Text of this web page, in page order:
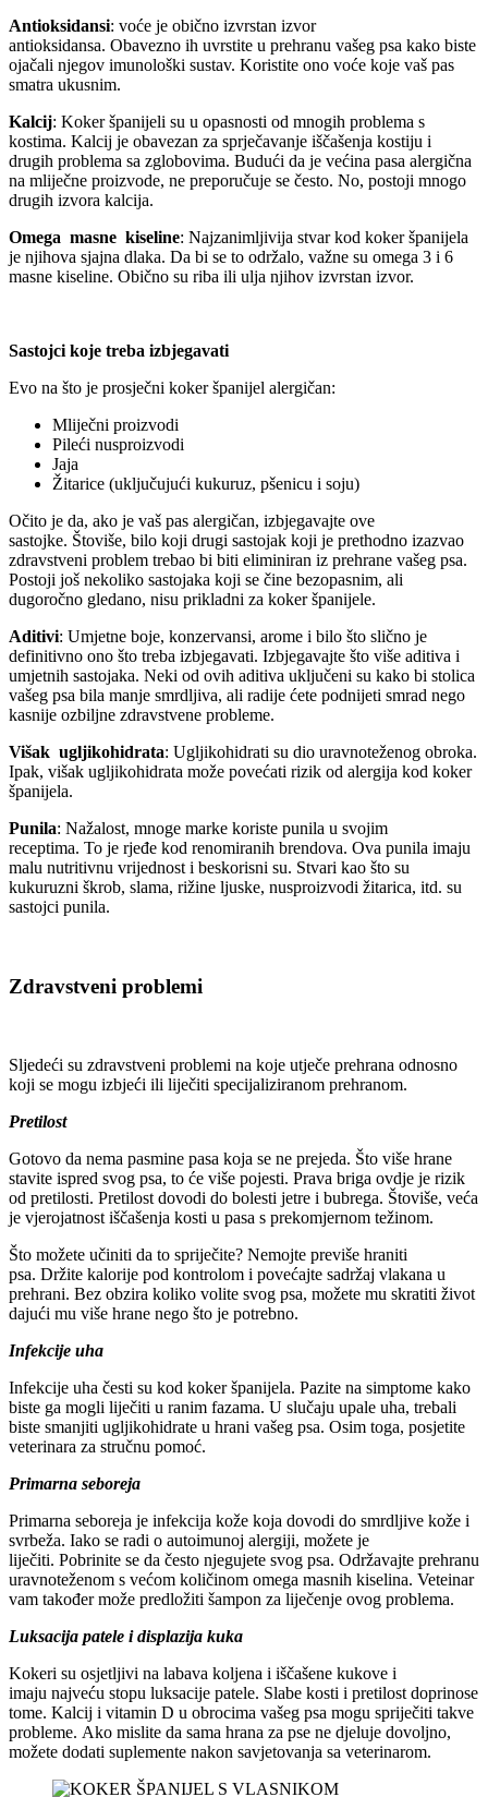
Antioksidansi: voće je obično izvrstan izvor
antioksidansa. Obavezno ih uvrstite u prehranu vašeg psa kako biste
ojačali njegov imunološki sustav. Koristite ono voće koje vaš pas
smatra ukusnim.
Kalcij: Koker španijeli su u opasnosti od mnogih problema s
kostima. Kalcij je obavezan za sprječavanje iščašenja kostiju i
drugih problema sa zglobovima. Budući da je većina pasa alergična
na mliječne proizvode, ne preporučuje se često. No, postoji mnogo
drugih izvora kalcija.
Omega masne kiseline: Najzanimljivija stvar kod koker španijela
je njihova sjajna dlaka. Da bi se to održalo, važne su omega 3 i 6
masne kiseline. Obično su riba ili ulja njihov izvrstan izvor.
Sastojci koje treba izbjegavati
Evo na što je prosječni koker španijel alergičan:
Mliječni proizvodi
Pileći nusproizvodi
Jaja
Žitarice (uključujući kukuruz, pšenicu i soju)
Očito je da, ako je vaš pas alergičan, izbjegavajte ove
sastojke. Štoviše, bilo koji drugi sastojak koji je prethodno izazvao
zdravstveni problem trebao bi biti eliminiran iz prehrane vašeg psa.
Postoji još nekoliko sastojaka koji se čine bezopasnim, ali
dugoročno gledano, nisu prikladni za koker španijele.
Aditivi: Umjetne boje, konzervansi, arome i bilo što slično je
definitivno ono što treba izbjegavati. Izbjegavajte što više aditiva i
umjetnih sastojaka. Neki od ovih aditiva uključeni su kako bi stolica
vašeg psa bila manje smrdljiva, ali radije ćete podnijeti smrad nego
kasnije ozbiljne zdravstvene probleme.
Višak ugljikohidrata: Ugljikohidrati su dio uravnoteženog obroka.
Ipak, višak ugljikohidrata može povećati rizik od alergija kod koker
španijela.
Punila: Nažalost, mnoge marke koriste punila u svojim
receptima. To je rjeđe kod renomiranih brendova. Ova punila imaju
malu nutritivnu vrijednost i beskorisni su. Stvari kao što su
kukuruzni škrob, slama, rižine ljuske, nusproizvodi žitarica, itd. su
sastojci punila.
Zdravstveni problemi
Sljedeći su zdravstveni problemi na koje utječe prehrana odnosno
koji se mogu izbjeći ili liječiti specijaliziranom prehranom.
Pretilost
Gotovo da nema pasmine pasa koja se ne prejeda. Što više hrane
stavite ispred svog psa, to će više pojesti. Prava briga ovdje je rizik
od pretilosti. Pretilost dovodi do bolesti jetre i bubrega. Štoviše, veća
je vjerojatnost iščašenja kosti u pasa s prekomjernom težinom.
Što možete učiniti da to spriječite? Nemojte previše hraniti
psa. Držite kalorije pod kontrolom i povećajte sadržaj vlakana u
prehrani. Bez obzira koliko volite svog psa, možete mu skratiti život
dajući mu više hrane nego što je potrebno.
Infekcije uha
Infekcije uha česti su kod koker španijela. Pazite na simptome kako
biste ga mogli liječiti u ranim fazama. U slučaju upale uha, trebali
biste smanjiti ugljikohidrate u hrani vašeg psa. Osim toga, posjetite
veterinara za stručnu pomoć.
Primarna seboreja
Primarna seboreja je infekcija kože koja dovodi do smrdljive kože i
svrbeža. Iako se radi o autoimunoj alergiji, možete je
liječiti. Pobrinite se da često njegujete svog psa. Održavajte prehranu
uravnoteženom s većom količinom omega masnih kiselina. Veteinar
vam također može predložiti šampon za liječenje ovog problema.
Luksacija patele i displazija kuka
Kokeri su osjetljivi na labava koljena i iščašene kukove i
imaju najveću stopu luksacije patele. Slabe kosti i pretilost doprinose
tome. Kalcij i vitamin D u obrocima vašeg psa mogu spriječiti takve
probleme. Ako mislite da sama hrana za pse ne djeluje dovoljno,
možete dodati suplemente nakon savjetovanja sa veterinarom.